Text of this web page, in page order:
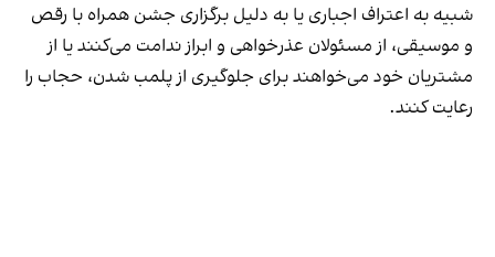
شبیه به اعتراف اجباری یا به دلیل برگزاری جشن همراه با رقص
و موسیقی، از مسئولان عذرخواهی و ابراز ندامت می‌کنند یا از
مشتریان خود می‌خواهند برای جلوگیری از پلمب شدن، حجاب را
رعایت کنند.